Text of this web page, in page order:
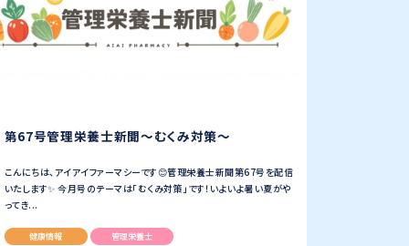
第67号管理栄養士新聞〜むくみ対策〜
こんにちは、アイアイファーマシーです😊管理栄養士新聞第67号を配信
いたします✨ 今月号のテーマは「むくみ対策」です！いよいよ暑い夏がや
ってき...
健康情報 管理栄養士